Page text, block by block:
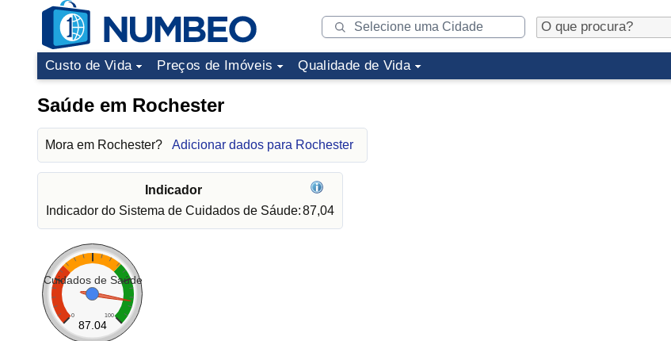
Custo de Vida Preços de Imóveis Qualidade de Vida
Saúde em Rochester
Mora em Rochester? Adicionar dados para Rochester
Indicador
Indicador do Sistema de Cuidados de Sáude:87,04
Cuidados de Saúde
0 100
87.04